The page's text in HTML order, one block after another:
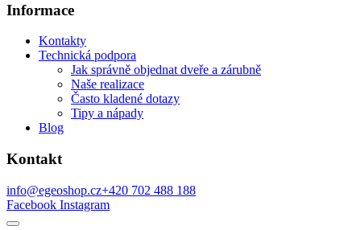
Informace
Kontakty
Technická podpora
Jak správně objednat dveře a zárubně
Naše realizace
Často kladené dotazy
Tipy a nápady
Blog
Kontakt
info@egeoshop.cz+420 702 488 188
Facebook Instagram